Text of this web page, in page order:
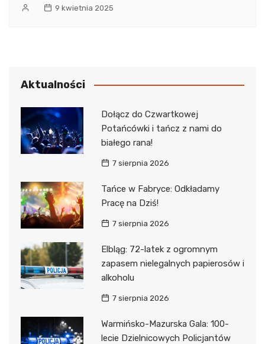
9 kwietnia 2025
Aktualności
Dołącz do Czwartkowej
Potańcówki i tańcz z nami do
białego rana!
7 sierpnia 2026
Tańce w Fabryce: Odkładamy
Pracę na Dziś!
7 sierpnia 2026
Elbląg: 72-latek z ogromnym
zapasem nielegalnych papierosów i
alkoholu
7 sierpnia 2026
Warmińsko-Mazurska Gala: 100-
lecie Dzielnicowych Policjantów